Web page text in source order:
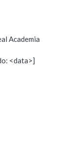
Academia
<data>]